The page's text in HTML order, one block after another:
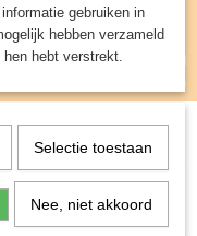
UW WINKELWAGEN
(0)
Taart - Bordspel
gebruiken in
hebben verzameld
hebt verstrekt.
Selectie toestaan
Nee, niet akkoord